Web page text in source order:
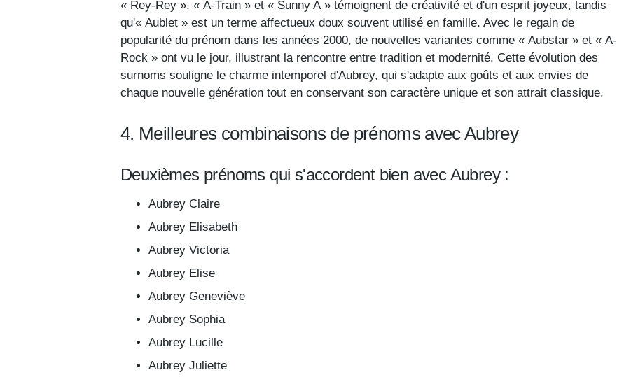
« Rey-Rey », « A-Train » et « Sunny A » témoignent de créativité et d'un esprit joyeux, tandis
qu'« Aublet » est un terme affectueux doux souvent utilisé en famille. Avec le regain de
popularité du prénom dans les années 2000, de nouvelles variantes comme « Aubstar » et « A-
Rock » ont vu le jour, illustrant la rencontre entre tradition et modernité. Cette évolution des
surnoms souligne le charme intemporel d'Aubrey, qui s'adapte aux goûts et aux envies de
chaque nouvelle génération tout en conservant son caractère unique et son attrait classique.
4. Meilleures combinaisons de prénoms avec Aubrey
Deuxièmes prénoms qui s'accordent bien avec Aubrey :
Aubrey Claire
Aubrey Elisabeth
Aubrey Victoria
Aubrey Elise
Aubrey Geneviève
Aubrey Sophia
Aubrey Lucille
Aubrey Juliette